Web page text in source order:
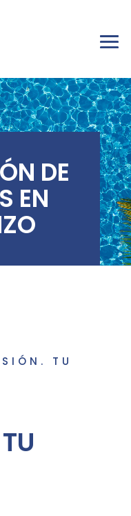
DE
EN
TU